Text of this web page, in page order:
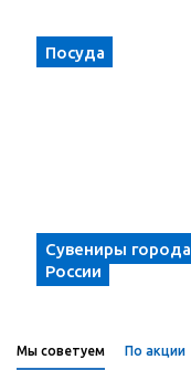
Посуда
Сувениры города
России
Мы советуем По акции